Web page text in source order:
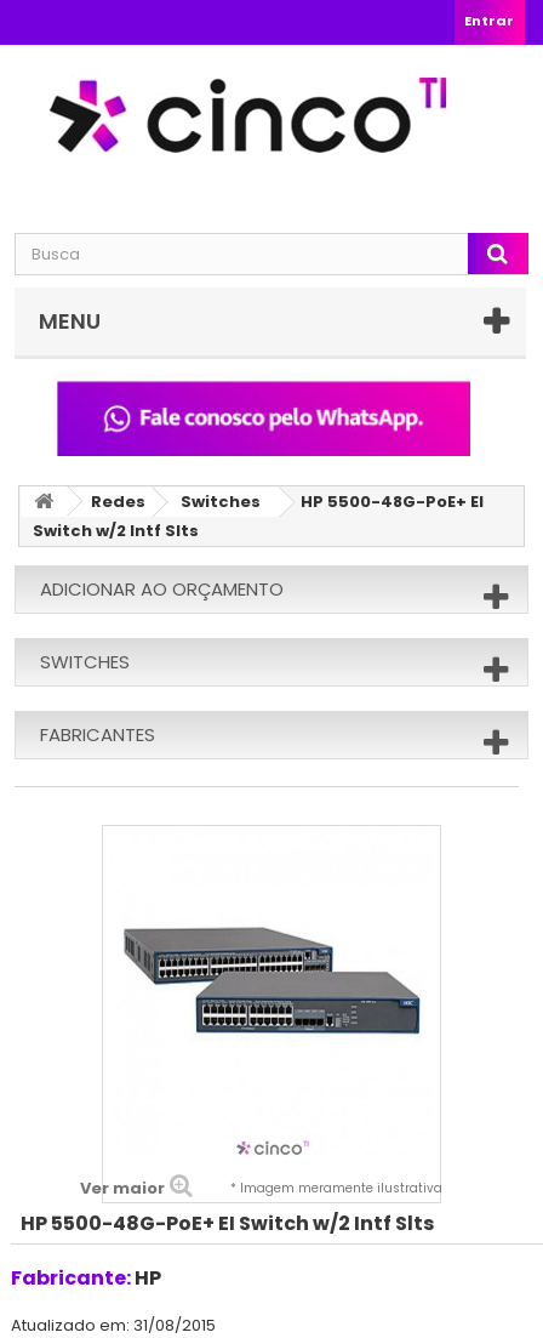
Entrar
MENU
Redes Switches
HP 5500-48G-PoE+ EI
Switch w/2 Intf Slts
ADICIONAR AO ORÇAMENTO
SWITCHES
FABRICANTES
Ver maior * Imagem meramente ilustrativa
HP 5500-48G-PoE+ EI Switch w/2 Intf Slts
Fabricante:HP
Atualizado em: 31/08/2015